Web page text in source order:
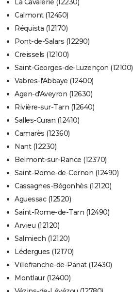
La Cavalerie (12230)
Calmont (12450)
Réquista (12170)
Pont-de-Salars (12290)
Creissels (12100)
Saint-Georges-de-Luzençon (12100)
Vabres-l'Abbaye (12400)
Agen-d'Aveyron (12630)
Rivière-sur-Tarn (12640)
Salles-Curan (12410)
Camarès (12360)
Nant (12230)
Belmont-sur-Rance (12370)
Saint-Rome-de-Cernon (12490)
Cassagnes-Bégonhès (12120)
Aguessac (12520)
Saint-Rome-de-Tarn (12490)
Arvieu (12120)
Salmiech (12120)
Lédergues (12170)
Villefranche-de-Panat (12430)
Montlaur (12400)